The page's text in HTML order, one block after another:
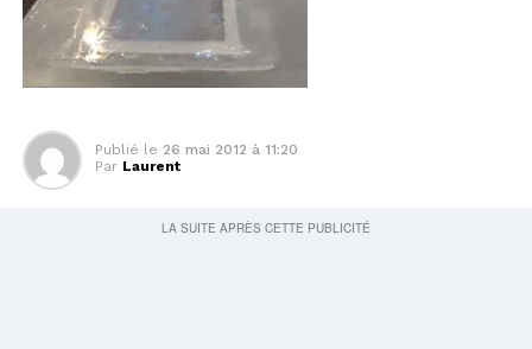
Publié le 26 mai 2012 à 11:20
Par Laurent